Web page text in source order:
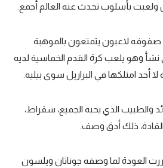
بأسلوب تحدث عنه العالم أجمع.
صفوفه لاعبون يتمتعون بالموهبة
نشأ وهو يلعب كرة القدم الخماسية لديه
أحد امتلكها في البرازيل سوى بيليه.
والطبيب الذي يحبه الجميع، سقراط،
ذلك أدق وصف.
العودة لما وصفه جوناثان ويلسون